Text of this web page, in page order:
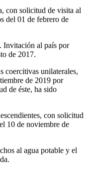
con solicitud de visita al
del 01 de febrero de
Invitación al país por
de 2017.
coercitivas unilaterales,
de 2019 por
de éste, ha sido
con solicitud
10 de noviembre de
al agua potable y el